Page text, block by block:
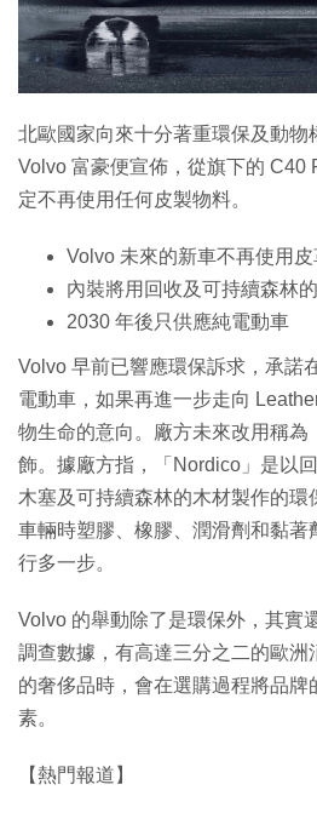
北歐國家向來十分著重環保及動物
Volvo 富豪便宣佈，從旗下的 C40
定不再使用任何皮製物料。
Volvo 未來的新車不再使用皮
內裝將用回收及可持續森林
2030 年後只供應純電動車
Volvo 早前已響應環保訴求，承諾
電動車，如果再進一步走向
物生命的意向。廠方未來改用稱為
飾。據廠方指，「Nordico」是以
木塞及可持續森林的木材製作的環
車輛時塑膠、橡膠、潤滑劑和黏著
行多一步。
Volvo 的舉動除了是環保外，其實
調查數據，有高達三分之二的歐洲
的奢侈品時，會在選購過程將品牌
素。
【熱門報道】